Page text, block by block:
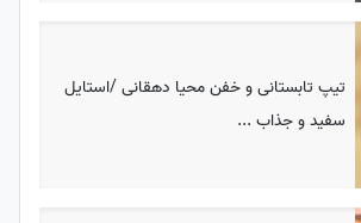
تیپ تابستانی و خفن محیا دهقانی /استایل
سفید و جذاب ...